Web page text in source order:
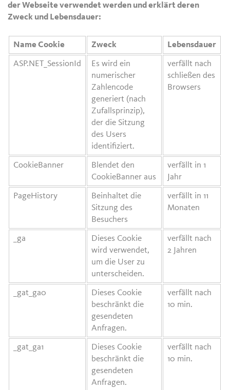
der Webseite verwendet werden und erklärt deren
Zweck und Lebensdauer:
Name Cookie Zweck Lebensdauer
ASP.NET_SessionId
Es wird ein
numerischer
Zahlencode
generiert (nach
Zufallsprinzip),
der die Sitzung
des Users
identifiziert.
verfällt nach
schließen des
Browsers
CookieBanner
Blendet den
CookieBanner aus
verfällt in 1
Jahr
PageHistory
Beinhaltet die
Sitzung des
Besuchers
verfällt in 11
Monaten
_ga
Dieses Cookie
wird verwendet,
um die User zu
unterscheiden.
verfällt nach
2 Jahren
_gat_ga0
Dieses Cookie
beschränkt die
gesendeten
Anfragen.
verfällt nach
10 min.
_gat_ga1
Dieses Cookie
beschränkt die
gesendeten
Anfragen.
verfällt nach
10 min.